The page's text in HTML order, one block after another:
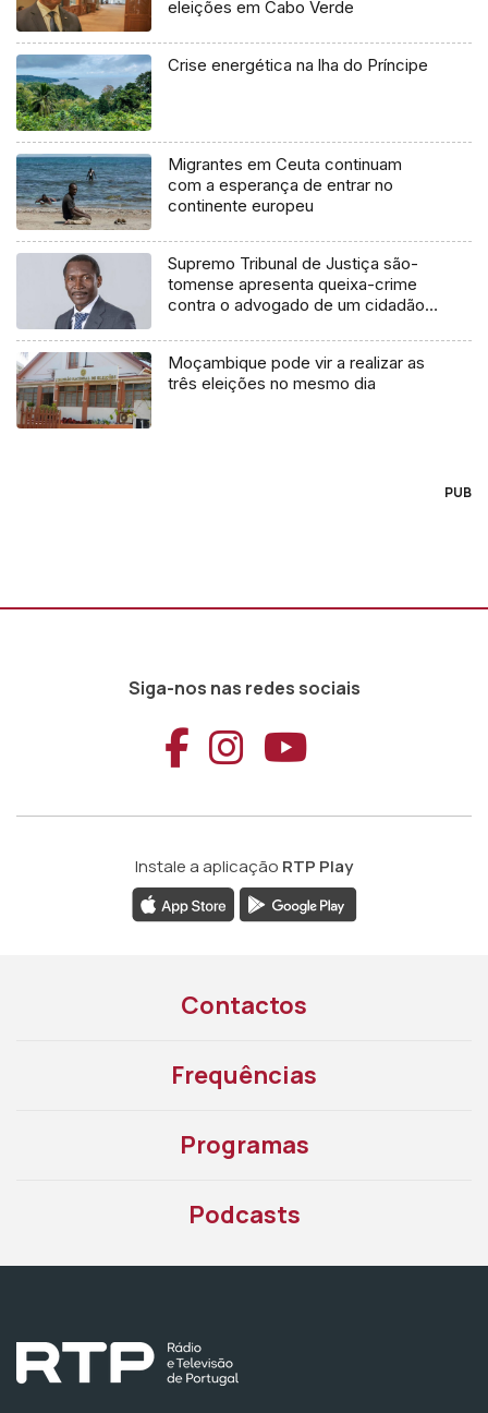
eleições em Cabo Verde
Crise energética na lha do Príncipe
Migrantes em Ceuta continuam
com a esperança de entrar no
continente europeu
Supremo Tribunal de Justiça são-
tomense apresenta queixa-crime
contra o advogado de um cidadão
Moçambique pode vir a realizar as
três eleições no mesmo dia
PUB
Siga-nos nas redes sociais
Aceder ao
Aceder ao
Aceder
Instale a aplicação RTP Play
Contactos
Frequências
Programas
Podcasts